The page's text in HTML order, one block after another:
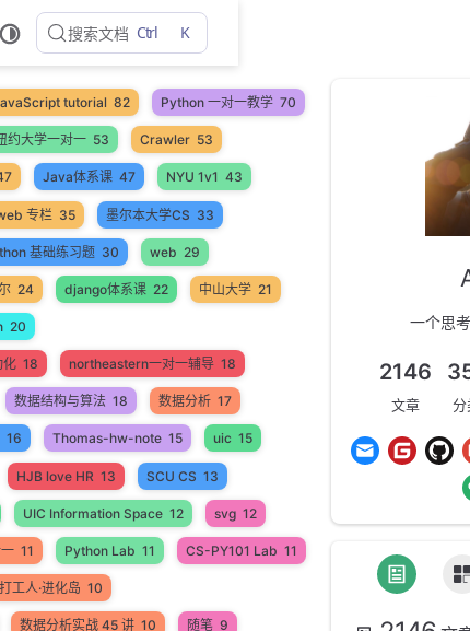
搜索文档 Ctrl K
tutorial 82 Python 一对一教学 70
约大学一对一 53 Crawler 53
Java体系课 47 NYU 1v1 43
专栏 35 墨尔本大学CS 33
基础练习题 30 web 29
24 django体系课 22 中山大学 21
20
化 18 northeastern一对一辅导 18
数据结构与算法 18 数据分析 17
16 Thomas-hw-note 15 uic 15
HJB love HR 13 SCU CS 13
UIC Information Space 12 svg 12
11 Python Lab 11 CS-PY101 Lab 11
打工人·进化岛 10
数据分析实战 45 讲 10 随笔 9
一个思
2146
文章 分